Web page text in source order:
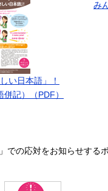
い日本語」！
併記）（PDF）
み
での応対をお知らせする